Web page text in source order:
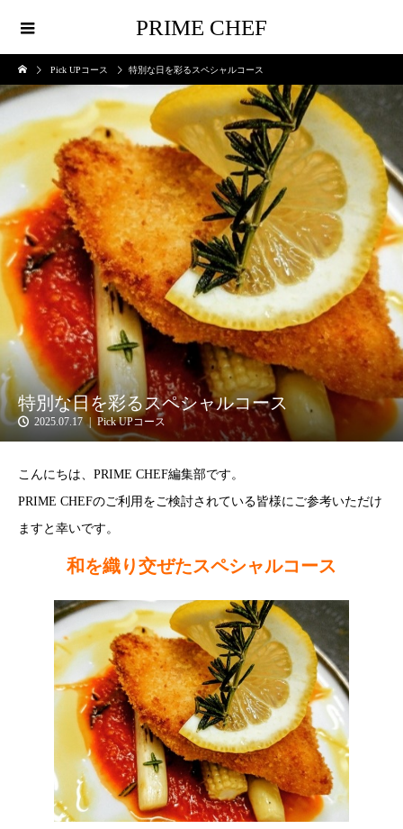
PRIME CHEF
Pick UPコース 特別な日を彩るスペシャルコース
特別な日を彩るスペシャルコース
2025.07.17 Pick UPコース
こんにちは、PRIME CHEF編集部です。
PRIME CHEFのご利用をご検討されている皆様にご参考いただけ
ますと幸いです。
和を織り交ぜたスペシャルコース